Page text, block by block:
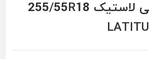
مشخصات فنی لاستیک 255/55R18